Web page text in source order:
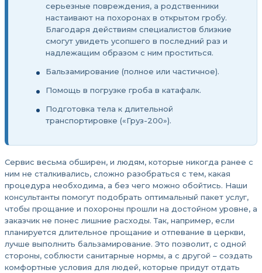
серьезные повреждения, а родственники
настаивают на похоронах в открытом гробу.
Благодаря действиям специалистов близкие
смогут увидеть усопшего в последний раз и
надлежащим образом с ним проститься.
Бальзамирование (полное или частичное).
Помощь в погрузке гроба в катафалк.
Подготовка тела к длительной
транспортировке («Груз-200»).
Сервис весьма обширен, и людям, которые никогда ранее с
ним не сталкивались, сложно разобраться с тем, какая
процедура необходима, а без чего можно обойтись. Наши
консультанты помогут подобрать оптимальный пакет услуг,
чтобы прощание и похороны прошли на достойном уровне, а
заказчик не понес лишние расходы. Так, например, если
планируется длительное прощание и отпевание в церкви,
лучше выполнить бальзамирование. Это позволит, с одной
стороны, соблюсти санитарные нормы, а с другой – создать
комфортные условия для людей, которые придут отдать